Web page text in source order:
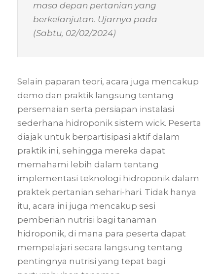
masa depan pertanian yang
berkelanjutan. Ujarnya pada
(Sabtu, 02/02/2024)
Selain paparan teori, acara juga mencakup
demo dan praktik langsung tentang
persemaian serta persiapan instalasi
sederhana hidroponik sistem wick. Peserta
diajak untuk berpartisipasi aktif dalam
praktik ini, sehingga mereka dapat
memahami lebih dalam tentang
implementasi teknologi hidroponik dalam
praktek pertanian sehari-hari. Tidak hanya
itu, acara ini juga mencakup sesi
pemberian nutrisi bagi tanaman
hidroponik, di mana para peserta dapat
mempelajari secara langsung tentang
pentingnya nutrisi yang tepat bagi